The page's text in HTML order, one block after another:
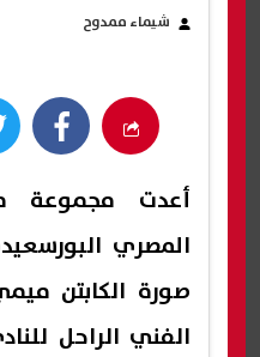
شيماء ممدوح
أعدت مجموعة
المصري
صورة الكابتن
الفني الراحل